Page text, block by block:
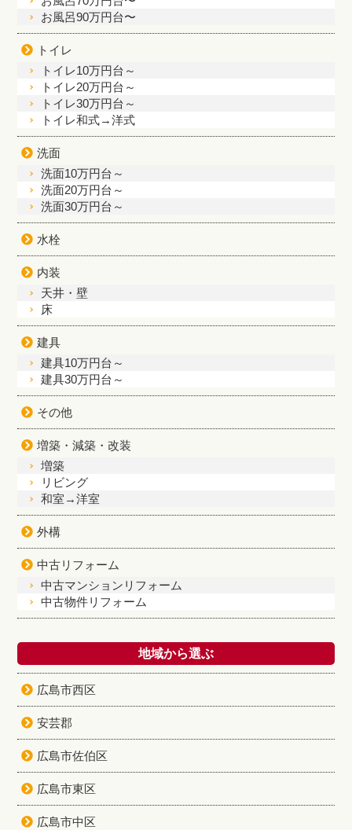
お風呂90万円台〜
トイレ
トイレ10万円台～
トイレ20万円台～
トイレ30万円台～
トイレ和式→洋式
洗面
洗面10万円台～
洗面20万円台～
洗面30万円台～
水栓
内装
天井・壁
床
建具
建具10万円台～
建具30万円台～
その他
増築・減築・改装
増築
リビング
和室→洋室
外構
中古リフォーム
中古マンションリフォーム
中古物件リフォーム
地域から選ぶ
広島市西区
安芸郡
広島市佐伯区
広島市東区
広島市中区